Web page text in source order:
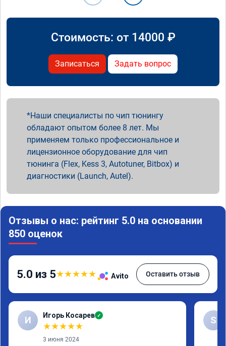
Стоимость: от 14000 ₽
Записаться Задать вопрос
Наши специалисты по чип тюнингу
обладают опытом более 8 лет. Мы
применяем только профессиональное и
лицензионное оборудование для чип
тюнинга (Flex, Kess 3, Autotuner, Bitbox) и
диагностики (Launch, Autel).
Отзывы о нас: рейтинг 5.0 на основании
850 оценок
5.0 из 5★★★★★ Avito Оставить отзыв
И Игорь Косарев ✓
★★★★★
3 июня 2024
S